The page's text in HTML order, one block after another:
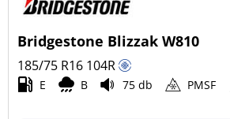
Bridgestone Blizzak W810
185/75 R16 104R
E B 75 db PMSF